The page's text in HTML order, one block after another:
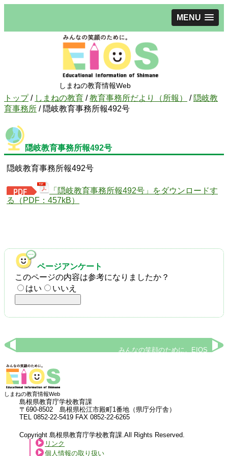
MENU
しまねの教育情報Web
現
在
位
置：
トップ/ しまねの教育 /教育事務所だより（所報） / 隠岐教
育事務所 / 隠岐教育事務所報492号
隠岐教育事務所報492号
隠岐教育事務所報492号
「隠岐教育事務所報492号」をダウンロードす
る（PDF：457kB）
ページアンケート
このページの内容は参考になりましたか？
はい
いいえ
みんなの笑顔のために。EIOS
しまねの教育情報Web
島根県教育庁学校教育課
〒690-8502 島根県松江市殿町1番地（県庁分庁舎）
TEL 0852-22-5419 FAX 0852-22-6265
Copyright 島根県教育庁学校教育課.All Rights Reserved.
リンク
個人情報の取り扱い